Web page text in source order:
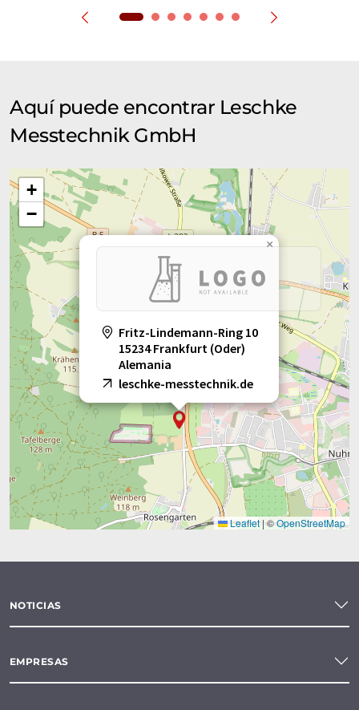
Aquí puede encontrar Leschke
Messtechnik GmbH
Fritz-Lindemann-Ring 10
15234 Frankfurt (Oder)
Alemania
leschke-messtechnik.de
×
+
−
Leaflet | ©OpenStreetMap
NOTICIAS
EMPRESAS